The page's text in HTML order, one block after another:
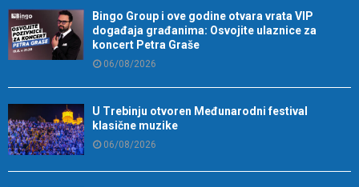
Bingo Group i ove godine otvara vrata VIP
događaja građanima: Osvojite ulaznice za
koncert Petra Graše
06/08/2026
U Trebinju otvoren Međunarodni festival
klasične muzike
06/08/2026